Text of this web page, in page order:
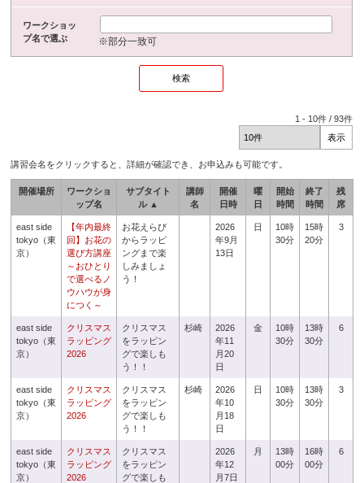
ワークショッ
プ名で選ぶ
※部分一致可
1 - 10件 /93件
講習会名をクリックすると、詳細が確認でき、お申込みも可能です。
開催場所
ワークショ
ップ名
サブタイト
ル ▲
講師
名
開催
日時
曜
日
開始
時間
終了
時間
残
席
east side
tokyo（東
京）
【年内最終
回】お花の
選び方講座
～おひとり
で選べるノ
ウハウが身
につく～
お花えらび
からラッピ
ングまで楽
しみましょ
う！
2026
年9月
13日
日
10時
30分
15時
20分
3
east side
tokyo（東
京）
クリスマス
ラッピング
2026
クリスマス
をラッピン
グで楽しも
う！！
杉崎
2026
年11
月20
日
金
10時
30分
13時
30分
6
east side
tokyo（東
京）
クリスマス
ラッピング
2026
クリスマス
をラッピン
グで楽しも
う！！
杉崎
2026
年10
月18
日
日
10時
30分
13時
30分
3
east side
tokyo（東
京）
クリスマス
ラッピング
2026
クリスマス
をラッピン
グで楽しも
2026
年12
月7日
月
13時
00分
16時
00分
6